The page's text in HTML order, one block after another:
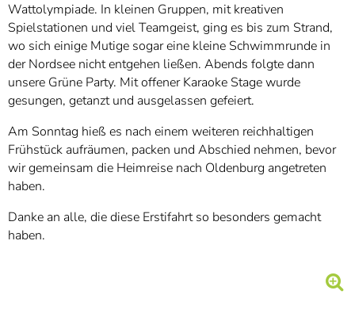
Wattolympiade. In kleinen Gruppen, mit kreativen
Spielstationen und viel Teamgeist, ging es bis zum Strand,
wo sich einige Mutige sogar eine kleine Schwimmrunde in
der Nordsee nicht entgehen ließen. Abends folgte dann
unsere Grüne Party. Mit offener Karaoke Stage wurde
gesungen, getanzt und ausgelassen gefeiert.
Am Sonntag hieß es nach einem weiteren reichhaltigen
Frühstück aufräumen, packen und Abschied nehmen, bevor
wir gemeinsam die Heimreise nach Oldenburg angetreten
haben.
Danke an alle, die diese Erstifahrt so besonders gemacht
haben.